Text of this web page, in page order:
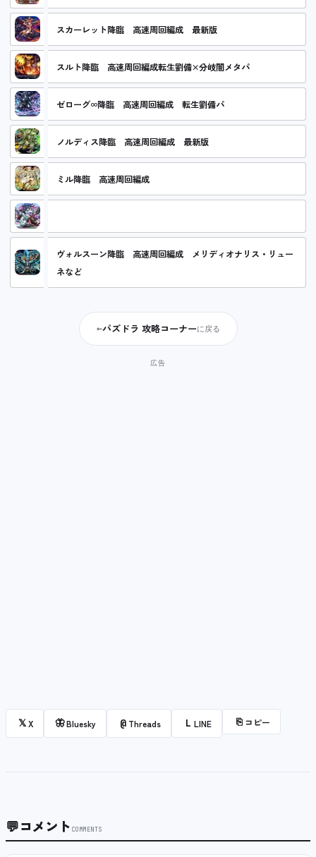
スカーレット降臨 高速周回編成 最新版
スルト降臨 高速周回編成転生劉備×分岐闇メタパ
ゼローグ∞降臨 高速周回編成 転生劉備パ
ノルディス降臨 高速周回編成 最新版
ミル降臨 高速周回編成
ヴォルスーン降臨 高速周回編成 メリディオナリス・リュー
ネなど
←パズドラ 攻略コーナーに戻る
𝕏X 🦋Bluesky @ Threads L LINE ⎘ コピー
💬コメント COMMENTS